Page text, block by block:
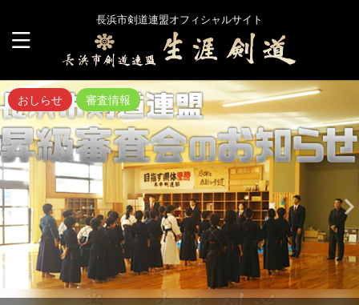
長浜市剣道連盟オフィシャルサイト
おしらせ 審査情報